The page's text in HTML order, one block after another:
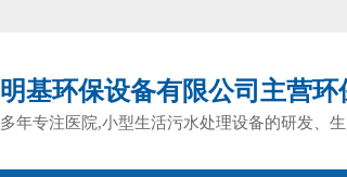
明基环保设备有限公司主营
多年专注医院,小型生活污水处理设备的研发、